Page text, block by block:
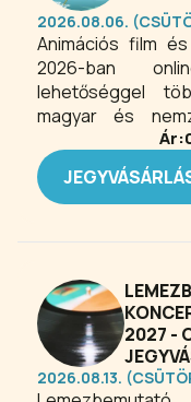
2026.08.06.
Animációs film
2026-ban
lehetőséggel
magyar és
filmek egyaránt
mozik kínálatában.
gyerekeknek
választhat az
Ár:
2027 -
2026.08.13.